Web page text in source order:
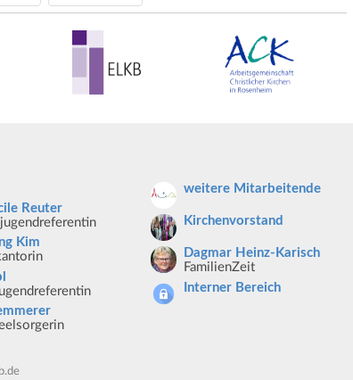
Reuter
Kim
weitere Mitarbeitende
Kirchenvorstand
Dagmar Heinz-Karisch
FamilienZeit
Interner Bereich